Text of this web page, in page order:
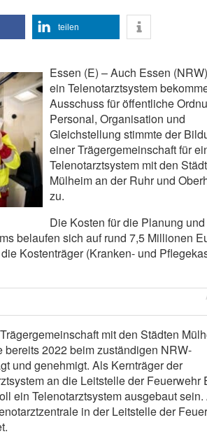
teilen
Essen (E) – Auch Essen
ein Telenotarztsystem
Ausschuss für öffentliche
Personal, Organisation und
Gleichstellung stimmte der
einer Trägergemeinschaft für
Telenotarztsystem mit den
Mülheim an der Ruhr und
zu.
Die Kosten für die Planung und
belaufen sich auf rund 7,5 Millionen
Kostenträger (Kranken- und
mit den Städten
2022 beim zuständigen NRW-
und genehmigt. Als Kernträger der
an die Leitstelle der Feuerwehr
ein Telenotarztsystem ausgebaut sein.
in der Leitstelle der